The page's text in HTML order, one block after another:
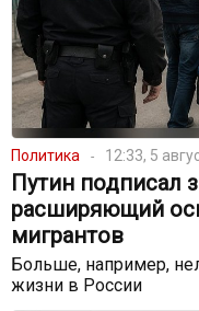
Политика 12:33, 5
Путин подписал
расширяющий
мигрантов
Больше, например,
жизни в России